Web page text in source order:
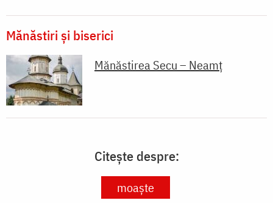
Mănăstiri și biserici
Mănăstirea Secu – Neamț
Citește despre:
moaște